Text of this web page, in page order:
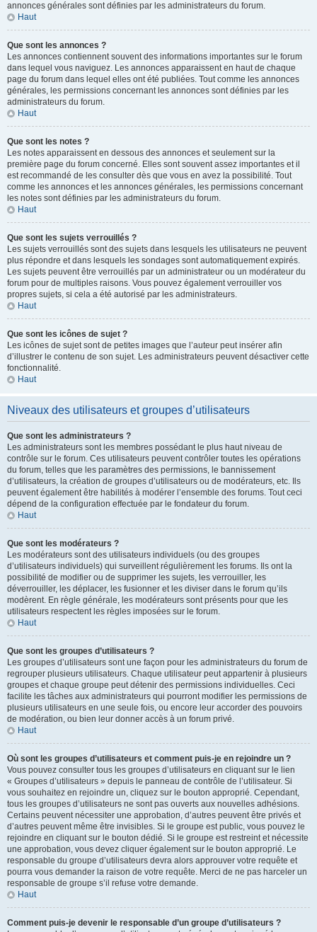
annonces générales sont définies par les administrateurs du forum.
Haut
Que sont les annonces ?
Les annonces contiennent souvent des informations importantes sur le forum
dans lequel vous naviguez. Les annonces apparaissent en haut de chaque
page du forum dans lequel elles ont été publiées. Tout comme les annonces
générales, les permissions concernant les annonces sont définies par les
administrateurs du forum.
Haut
Que sont les notes ?
Les notes apparaissent en dessous des annonces et seulement sur la
première page du forum concerné. Elles sont souvent assez importantes et il
est recommandé de les consulter dès que vous en avez la possibilité. Tout
comme les annonces et les annonces générales, les permissions concernant
les notes sont définies par les administrateurs du forum.
Haut
Que sont les sujets verrouillés ?
Les sujets verrouillés sont des sujets dans lesquels les utilisateurs ne peuvent
plus répondre et dans lesquels les sondages sont automatiquement expirés.
Les sujets peuvent être verrouillés par un administrateur ou un modérateur du
forum pour de multiples raisons. Vous pouvez également verrouiller vos
propres sujets, si cela a été autorisé par les administrateurs.
Haut
Que sont les icônes de sujet ?
Les icônes de sujet sont de petites images que l’auteur peut insérer afin
d’illustrer le contenu de son sujet. Les administrateurs peuvent désactiver cette
fonctionnalité.
Haut
Niveaux des utilisateurs et groupes d’utilisateurs
Que sont les administrateurs ?
Les administrateurs sont les membres possédant le plus haut niveau de
contrôle sur le forum. Ces utilisateurs peuvent contrôler toutes les opérations
du forum, telles que les paramètres des permissions, le bannissement
d’utilisateurs, la création de groupes d’utilisateurs ou de modérateurs, etc. Ils
peuvent également être habilités à modérer l’ensemble des forums. Tout ceci
dépend de la configuration effectuée par le fondateur du forum.
Haut
Que sont les modérateurs ?
Les modérateurs sont des utilisateurs individuels (ou des groupes
d’utilisateurs individuels) qui surveillent régulièrement les forums. Ils ont la
possibilité de modifier ou de supprimer les sujets, les verrouiller, les
déverrouiller, les déplacer, les fusionner et les diviser dans le forum qu’ils
modèrent. En règle générale, les modérateurs sont présents pour que les
utilisateurs respectent les règles imposées sur le forum.
Haut
Que sont les groupes d’utilisateurs ?
Les groupes d’utilisateurs sont une façon pour les administrateurs du forum de
regrouper plusieurs utilisateurs. Chaque utilisateur peut appartenir à plusieurs
groupes et chaque groupe peut détenir des permissions individuelles. Ceci
facilite les tâches aux administrateurs qui pourront modifier les permissions de
plusieurs utilisateurs en une seule fois, ou encore leur accorder des pouvoirs
de modération, ou bien leur donner accès à un forum privé.
Haut
Où sont les groupes d’utilisateurs et comment puis-je en rejoindre un ?
Vous pouvez consulter tous les groupes d’utilisateurs en cliquant sur le lien
« Groupes d’utilisateurs » depuis le panneau de contrôle de l’utilisateur. Si
vous souhaitez en rejoindre un, cliquez sur le bouton approprié. Cependant,
tous les groupes d’utilisateurs ne sont pas ouverts aux nouvelles adhésions.
Certains peuvent nécessiter une approbation, d’autres peuvent être privés et
d’autres peuvent même être invisibles. Si le groupe est public, vous pouvez le
rejoindre en cliquant sur le bouton dédié. Si le groupe est restreint et nécessite
une approbation, vous devez cliquer également sur le bouton approprié. Le
responsable du groupe d’utilisateurs devra alors approuver votre requête et
pourra vous demander la raison de votre requête. Merci de ne pas harceler un
responsable de groupe s’il refuse votre demande.
Haut
Comment puis-je devenir le responsable d’un groupe d’utilisateurs ?